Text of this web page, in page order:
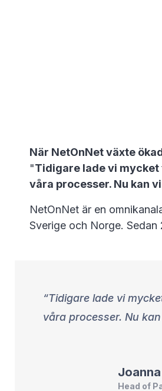
När NetOnNet växte
"Tidigare lade vi
våra processer. Nu kan
NetOnNet är en
Sverige och Norge.
Tidigare lade vi
våra processer. Nu
Joanna
Head of